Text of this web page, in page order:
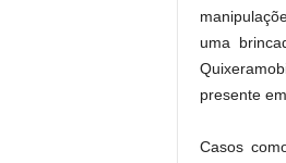
uma
presente
Casos